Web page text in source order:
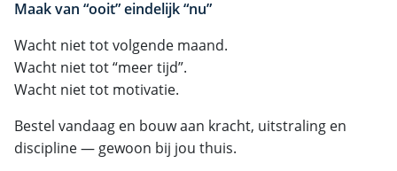
Maak van “ooit” eindelijk “nu”
Wacht niet tot volgende maand.
Wacht niet tot “meer tijd”.
Wacht niet tot motivatie.
Bestel vandaag en bouw aan kracht, uitstraling en
discipline — gewoon bij jou thuis.